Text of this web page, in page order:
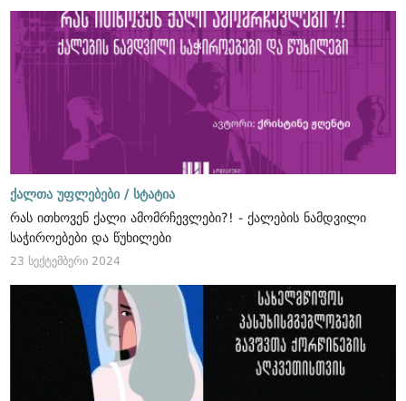
ქალთა უფლებები / სტატია
რას ითხოვენ ქალი ამომრჩევლები?! - ქალების ნამდვილი
საჭიროებები და წუხილები
23 სექტემბერი 2024